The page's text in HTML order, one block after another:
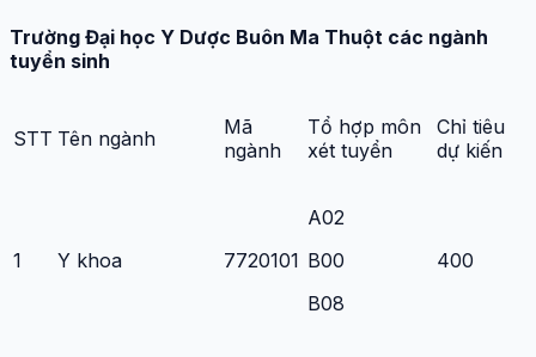
Trường Đại học Y Dược Buôn Ma Thuột các ngành
tuyển sinh
STT Tên ngành
Mã
ngành
Tổ hợp môn
xét tuyển
Chỉ tiêu
dự kiến
1 Y khoa 7720101
A02
B00
B08
400